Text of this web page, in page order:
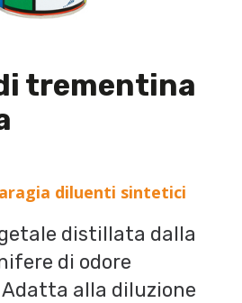
trementina
diluenti sintetici
distillata dalla
di odore
alla diluzione